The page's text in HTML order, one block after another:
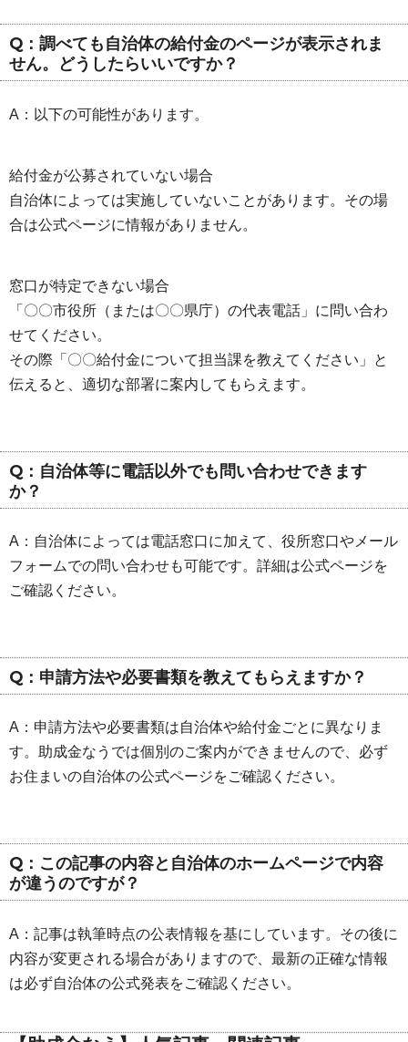
Q：調べても自治体の給付金のページが表示されま
せん。どうしたらいいですか？
A：以下の可能性があります。
給付金が公募されていない場合
自治体によっては実施していないことがあります。その場
合は公式ページに情報がありません。
窓口が特定できない場合
「〇〇市役所（または〇〇県庁）の代表電話」に問い合わ
せてください。
その際「〇〇給付金について担当課を教えてください」と
伝えると、適切な部署に案内してもらえます。
Q：自治体等に電話以外でも問い合わせできます
か？
A：自治体によっては電話窓口に加えて、役所窓口やメール
フォームでの問い合わせも可能です。詳細は公式ページを
ご確認ください。
Q：申請方法や必要書類を教えてもらえますか？
A：申請方法や必要書類は自治体や給付金ごとに異なりま
す。助成金なうでは個別のご案内ができませんので、必ず
お住まいの自治体の公式ページをご確認ください。
Q：この記事の内容と自治体のホームページで内容
が違うのですが？
A：記事は執筆時点の公表情報を基にしています。その後に
内容が変更される場合がありますので、最新の正確な情報
は必ず自治体の公式発表をご確認ください。